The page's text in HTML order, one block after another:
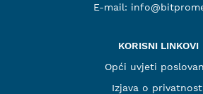
E-mail:
KORISNI LINKOVI
Opći uvjeti
Izjava o